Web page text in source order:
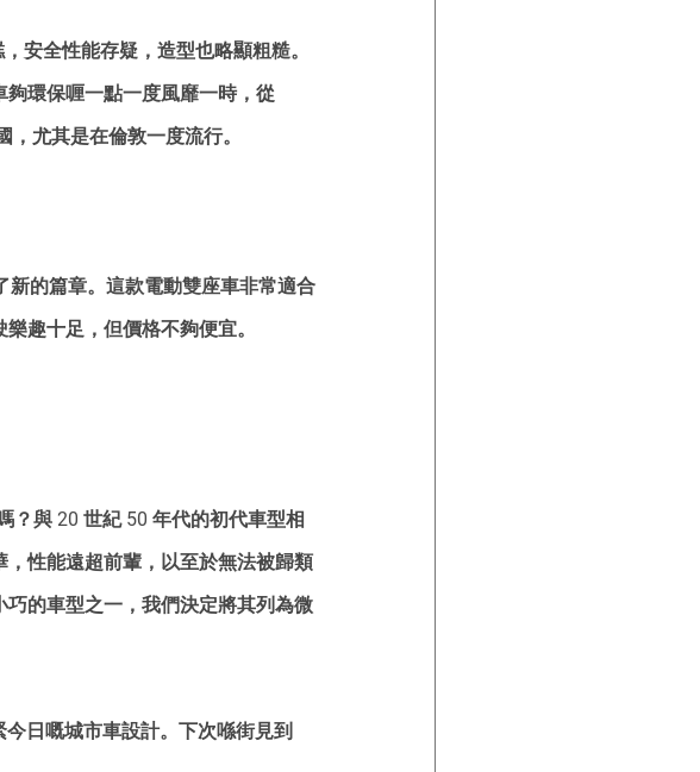
安全性能存疑，造型也略顯粗糙。
環保喱一點一度風靡一時，從
尤其是在倫敦一度流行。
新的篇章。這款電動雙座車非常適合
趣十足，但價格不夠便宜。
？與 20 世紀 50 年代的初代車型相
性能遠超前輩，以至於無法被歸類
的車型之一，我們決定將其列為微
日嘅城市車設計。下次喺街見到